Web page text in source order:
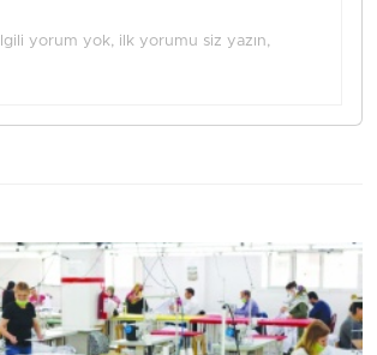
yorum yok, ilk yorumu siz yazın,